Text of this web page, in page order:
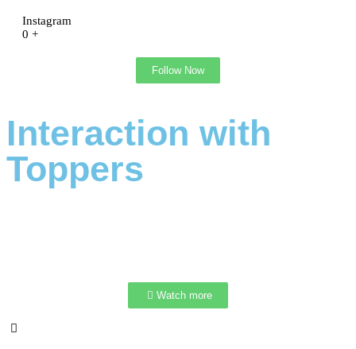
Instagram
0 +
Follow Now
Interaction with
Toppers
Watch more